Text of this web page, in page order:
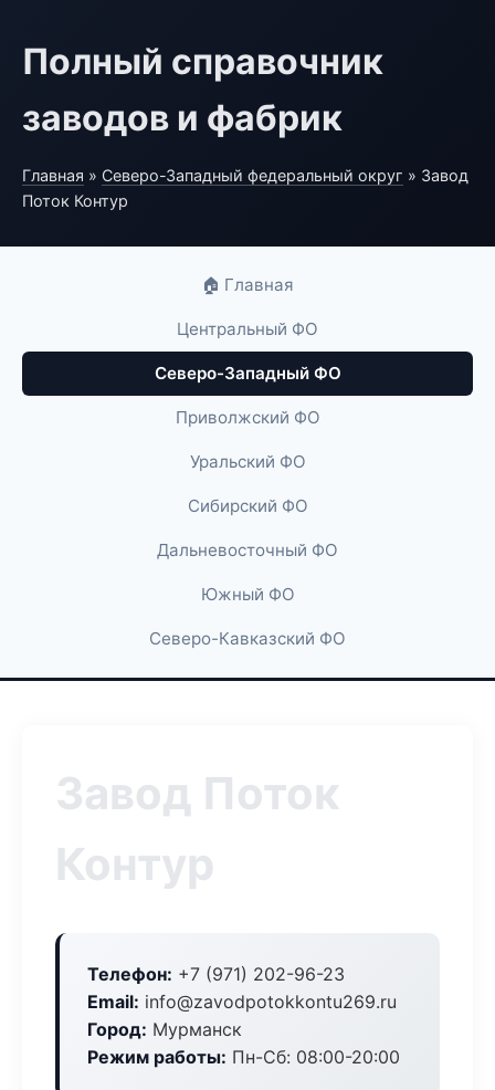
Полный справочник
заводов и фабрик
Главная » Северо-Западный федеральный округ » Завод
Поток Контур
🏠 Главная
Центральный ФО
Северо-Западный ФО
Приволжский ФО
Уральский ФО
Сибирский ФО
Дальневосточный ФО
Южный ФО
Северо-Кавказский ФО
Завод Поток
Контур
Телефон: +7 (971) 202-96-23
Email: info@zavodpotokkontu269.ru
Город: Мурманск
Режим работы: Пн-Сб: 08:00-20:00